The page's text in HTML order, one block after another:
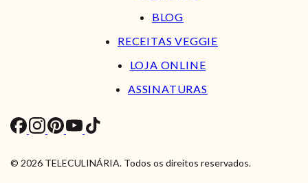
BLOG
RECEITAS VEGGIE
LOJA ONLINE
ASSINATURAS
© 2026 TELECULINÁRIA. Todos os direitos reservados.